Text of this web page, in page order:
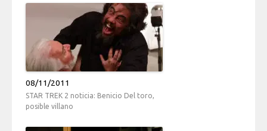
08/11/2011
STAR TREK 2 noticia: Benicio Del toro,
posible villano